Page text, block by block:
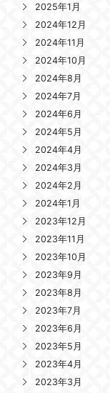
2025年1月
2024年12月
2024年11月
2024年10月
2024年8月
2024年7月
2024年6月
2024年5月
2024年4月
2024年3月
2024年2月
2024年1月
2023年12月
2023年11月
2023年10月
2023年9月
2023年8月
2023年7月
2023年6月
2023年5月
2023年4月
2023年3月